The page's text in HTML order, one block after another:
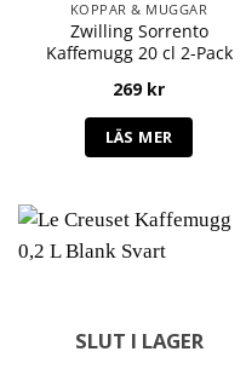
KOPPAR & MUGGAR
Zwilling Sorrento
Kaffemugg 20 cl 2-Pack
269 kr
LÄS MER
SLUT I LAGER